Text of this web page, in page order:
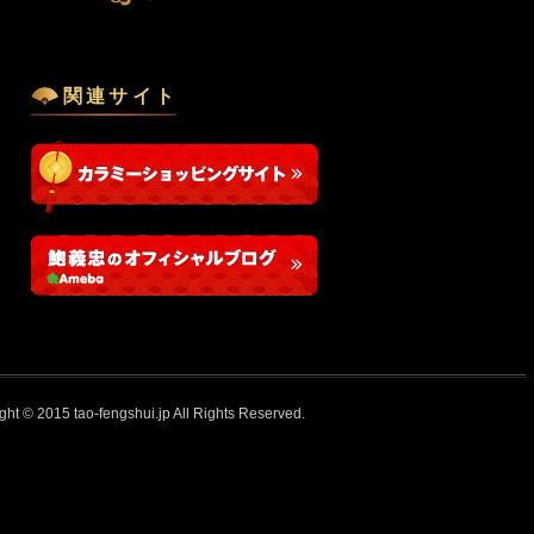
関連サイト
© 2015 tao-fengshui.jp All Rights Reserved.